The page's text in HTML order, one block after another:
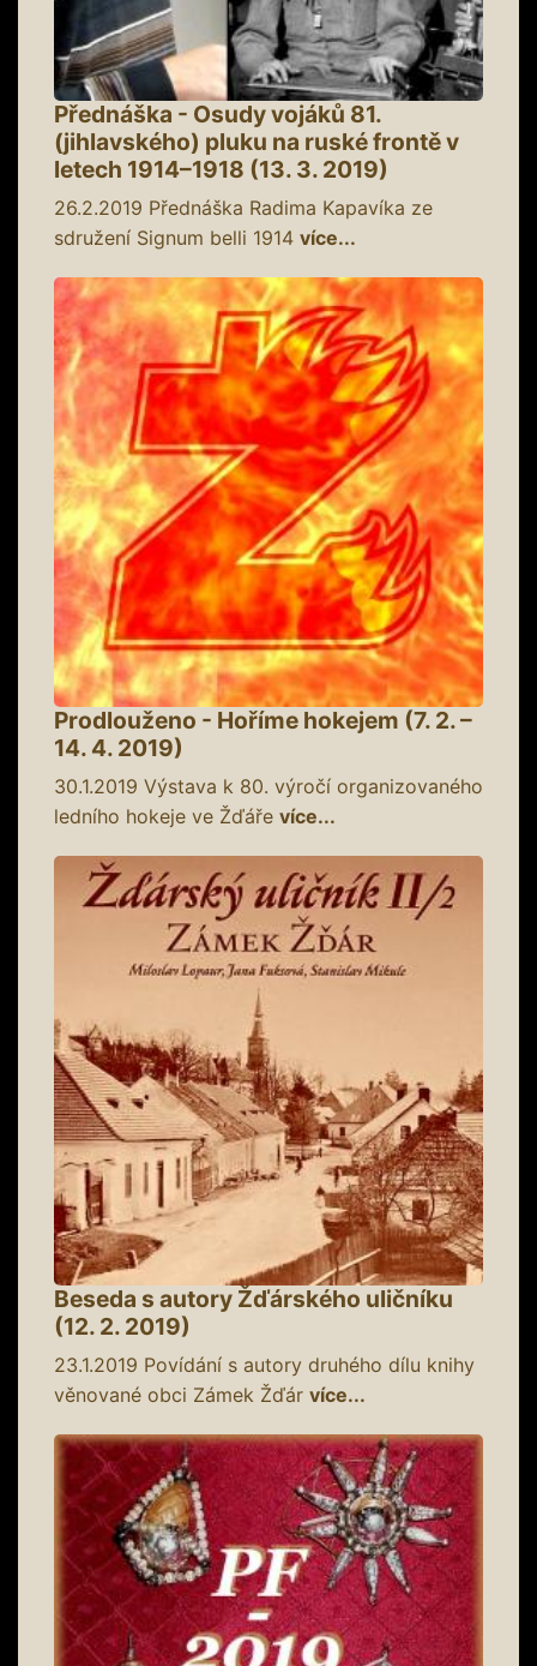
Přednáška - Osudy vojáků 81.
(jihlavského) pluku na ruské frontě v
letech 1914–1918 (13. 3. 2019)
26.2.2019 Přednáška Radima Kapavíka ze
sdružení Signum belli 1914 více...
Prodlouženo - Hoříme hokejem (7. 2. –
14. 4. 2019)
30.1.2019 Výstava k 80. výročí organizovaného
ledního hokeje ve Žďáře více...
Beseda s autory Žďárského uličníku
(12. 2. 2019)
23.1.2019 Povídání s autory druhého dílu knihy
věnované obci Zámek Žďár více...